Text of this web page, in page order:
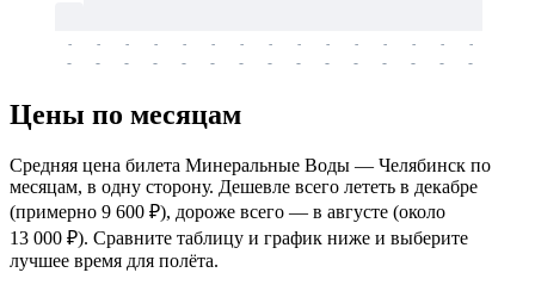
-
-
-
-
-
-
-
-
-
-
-
-
-
-
-
-
-
-
-
-
-
-
-
-
-
-
-
-
-
-
Цены по месяцам
Средняя цена билета Минеральные Воды — Челябинск по
месяцам, в одну сторону. Дешевле всего лететь в декабре
(примерно 9 600 ₽), дороже всего — в августе (около
13 000 ₽). Сравните таблицу и график ниже и выберите
лучшее время для полёта.